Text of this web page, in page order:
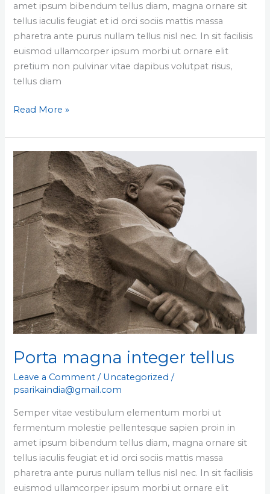
amet ipsum bibendum tellus diam, magna ornare sit
tellus iaculis feugiat et id orci sociis mattis massa
pharetra ante purus nullam tellus nisl nec. In sit facilisis
euismod ullamcorper ipsum morbi ut ornare elit
pretium non pulvinar vitae dapibus volutpat risus,
tellus diam
Read More »
Porta magna integer tellus
Leave a Comment / Uncategorized /
psarikaindia@gmail.com
Semper vitae vestibulum elementum morbi ut
fermentum molestie pellentesque sapien proin in
amet ipsum bibendum tellus diam, magna ornare sit
tellus iaculis feugiat et id orci sociis mattis massa
pharetra ante purus nullam tellus nisl nec. In sit facilisis
euismod ullamcorper ipsum morbi ut ornare elit
Porta
integer
tellus